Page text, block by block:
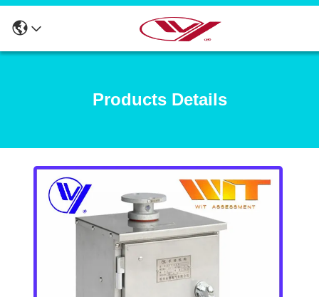
Products Details